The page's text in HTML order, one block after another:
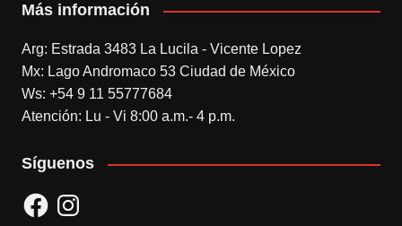
Más información
Arg: Estrada 3483 La Lucila - Vicente Lopez
Mx: Lago Andromaco 53 Ciudad de México
Ws: +54 9 11 55777684
Atención: Lu - Vi 8:00 a.m.- 4 p.m.
Síguenos
FacebookInstagram